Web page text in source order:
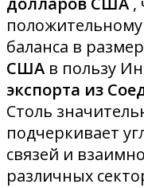
положительному
баланса в
США в пользу
экспорта из
Столь
подчеркивает
связей и
различных